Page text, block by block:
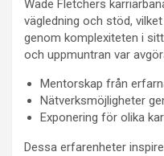
Wade Fletchers
vägledning och stöd,
genom komplexiteten i
och uppmuntran var
Mentorskap från
Nätverksmöjligheter
Exponering för olika
Dessa erfarenheter